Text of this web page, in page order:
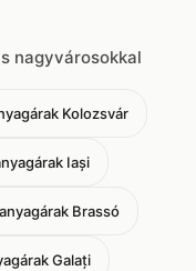
nagyvárosokkal
Kolozsvár
Iași
Brassó
Galați